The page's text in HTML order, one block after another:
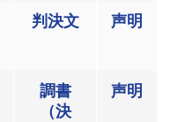
判決文 声明
調書
（決
声明